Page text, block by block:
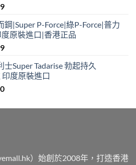
Price
$349
through
$2199
鋼|Super P-Force|綠P-Force|普力
原裝進口|香港正品
Price
$329
through
$2199
Super Tadarise 勃起持久
度原裝進口
Price
$489
）始創於2008年，打造香港